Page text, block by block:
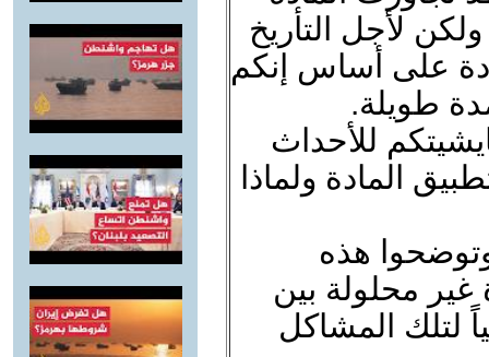
لأجل التأريخ
على أساس إنكم
طويلة.
للأحداث
المادة ولماذا
هذه
غير محلولة بين
لتلك المشاكل